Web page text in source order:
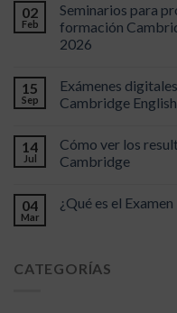
02
Feb
Seminarios para
formación
2026
15
Sep
Exámenes
Cambridge
14
Jul
Cómo ver los
Cambridge
04
Mar
¿Qué es el
CATEGORÍAS